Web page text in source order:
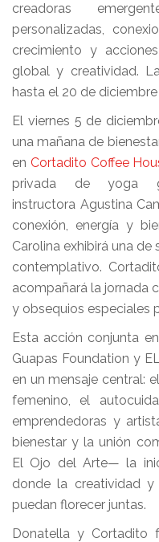
creadoras
personalizadas,
crecimiento y
global y creatividad.
hasta el 20 de
El viernes 5 de
una mañana de
en Cortadito Coffee
privada de yoga
instructora Agustina
conexión, energía y
Carolina exhibirá una
contemplativo.
acompañará la jornada
y obsequios especiales
Esta acción conjunta
Guapas Foundation y
en un mensaje central:
femenino, el
emprendedoras y
bienestar y la unión
El Ojo del Arte— la
donde la creatividad
puedan florecer juntas.
Donatella y Cortadito